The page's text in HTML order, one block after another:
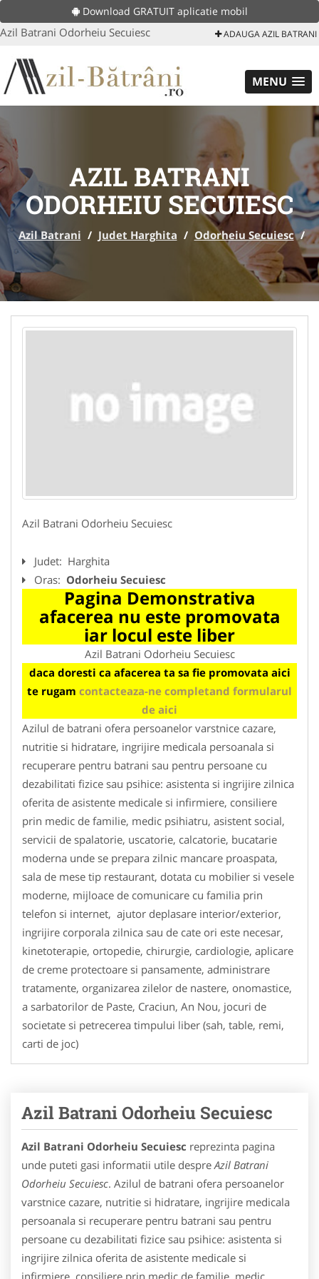
Download GRATUIT aplicatie mobil
Azil Batrani Odorheiu Secuiesc ADAUGA AZIL BATRANI
MENU
AZIL BATRANI
ODORHEIU SECUIESC
Azil Batrani / Judet Harghita / Odorheiu Secuiesc /
Azil Batrani Odorheiu Secuiesc
Judet: Harghita
Oras: Odorheiu Secuiesc
Pagina Demonstrativa
afacerea nu este promovata
iar locul este liber
Azil Batrani Odorheiu Secuiesc
daca doresti ca afacerea ta sa fie promovata aici
te rugam contacteaza-ne completand formularul
de aici
Azilul de batrani ofera persoanelor varstnice cazare,
nutritie si hidratare, ingrijire medicala persoanala si
recuperare pentru batrani sau pentru persoane cu
dezabilitati fizice sau psihice: asistenta si ingrijire zilnica
oferita de asistente medicale si infirmiere, consiliere
prin medic de familie, medic psihiatru, asistent social,
servicii de spalatorie, uscatorie, calcatorie, bucatarie
moderna unde se prepara zilnic mancare proaspata,
sala de mese tip restaurant, dotata cu mobilier si vesele
moderne, mijloace de comunicare cu familia prin
telefon si internet, ajutor deplasare interior/exterior,
ingrijire corporala zilnica sau de cate ori este necesar,
kinetoterapie, ortopedie, chirurgie, cardiologie, aplicare
de creme protectoare si pansamente, administrare
tratamente, organizarea zilelor de nastere, onomastice,
a sarbatorilor de Paste, Craciun, An Nou, jocuri de
societate si petrecerea timpului liber (sah, table, remi,
carti de joc)
Azil Batrani Odorheiu Secuiesc
Azil Batrani Odorheiu Secuiesc reprezinta pagina
unde puteti gasi informatii utile despre Azil Batrani
Odorheiu Secuiesc. Azilul de batrani ofera persoanelor
varstnice cazare, nutritie si hidratare, ingrijire medicala
persoanala si recuperare pentru batrani sau pentru
persoane cu dezabilitati fizice sau psihice: asistenta si
ingrijire zilnica oferita de asistente medicale si
infirmiere, consiliere prin medic de familie, medic